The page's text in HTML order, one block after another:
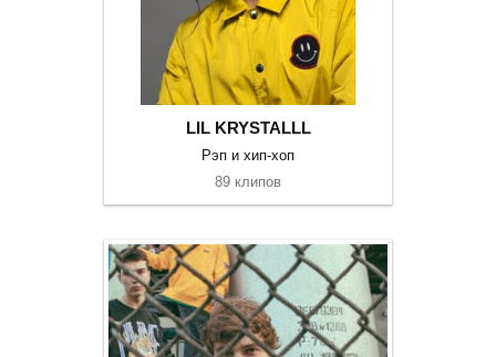
LIL KRYSTALLL
Рэп и хип-хоп
89 клипов